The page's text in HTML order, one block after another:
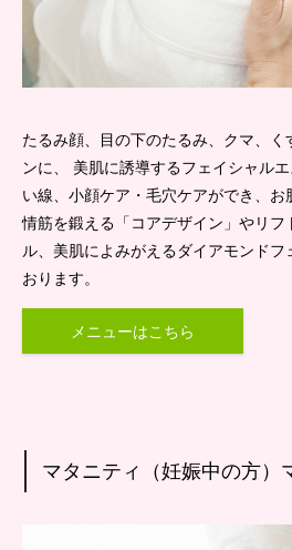
たるみ顔、目の下のたるみ、クマ、く
ンに、 美肌に誘導するフェイシャル
い線、小顔ケア・毛穴ケアができ、
情筋を鍛える「コアデザイン」やリフ
ル、美肌によみがえるダイアモンド
おります。
メニューはこちら
マタニティ（妊娠中の方）